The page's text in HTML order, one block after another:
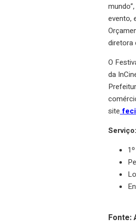
evento,
diretora
O
da
site
Serviço:
Fonte: